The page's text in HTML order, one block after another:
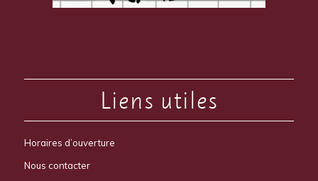
Liens utiles
Horaires d’ouverture
Nous contacter